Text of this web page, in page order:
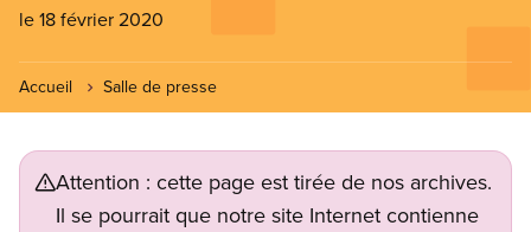
le 18 février 2020
Accueil Salle de presse
Attention : cette page est tirée de nos archives.
Il se pourrait que notre site Internet contienne